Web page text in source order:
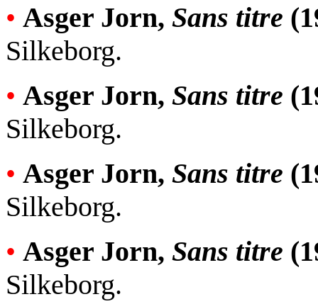
• Asger Jorn, Sans titre
Silkeborg.
• Asger Jorn, Sans titre
Silkeborg.
• Asger Jorn, Sans titre
Silkeborg.
• Asger Jorn, Sans titre
Silkeborg.